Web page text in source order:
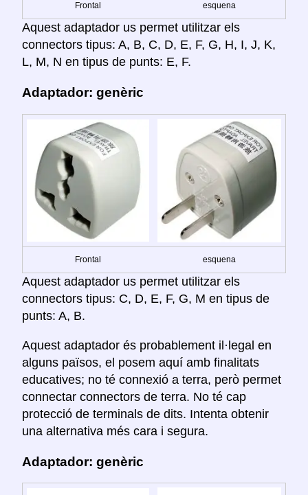
Frontal esquena
Aquest adaptador us permet utilitzar els
connectors tipus: A, B, C, D, E, F, G, H, I, J, K,
L, M, N en tipus de punts: E, F.
Adaptador: genèric
Frontal esquena
Aquest adaptador us permet utilitzar els
connectors tipus: C, D, E, F, G, M en tipus de
punts: A, B.
Aquest adaptador és probablement il·legal en
alguns països, el posem aquí amb finalitats
educatives; no té connexió a terra, però permet
connectar connectors de terra. No té cap
protecció de terminals de dits. Intenta obtenir
una alternativa més cara i segura.
Adaptador: genèric